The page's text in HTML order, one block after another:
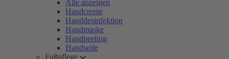
Alle anzeigen
Handcreme
Handdesinfektion
Handmaske
Handpeeling
Handseife
Fußpflege